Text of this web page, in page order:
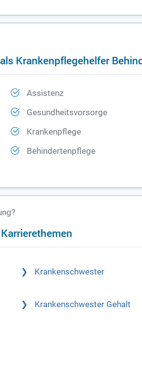
Krankenpflegehelfer
Assistenz
Gesundheitsvorsorge
Krankenpflege
Behindertenpflege
Krankenschwester
Krankenschwester Gehalt